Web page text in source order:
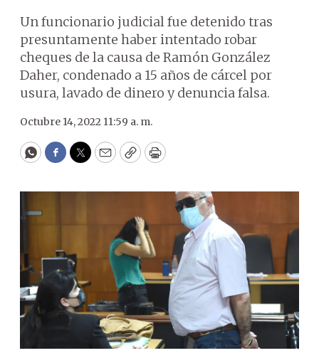
Un funcionario judicial fue detenido tras
presuntamente haber intentado robar
cheques de la causa de Ramón González
Daher, condenado a 15 años de cárcel por
usura, lavado de dinero y denuncia falsa.
Octubre 14, 2022 11:59 a. m.
WhatsApp
Facebook
Twitter
EmailCopyPrint